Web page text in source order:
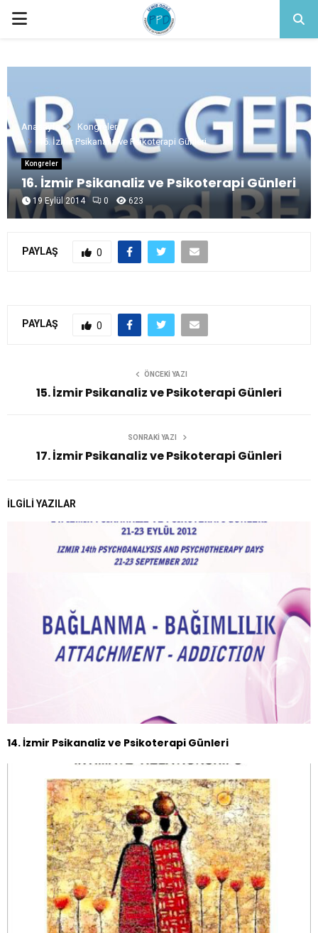
PRIMARY
Anasayfa
Kongreler
16. İzmir Psikanaliz ve Psikoterapi Günleri
Kongreler
16. İzmir Psikanaliz ve Psikoterapi Günleri
19 Eylül 2014 0 623
PAYLAŞ 0
PAYLAŞ 0
ÖNCEKI YAZI
15. İzmir Psikanaliz ve Psikoterapi Günleri
SONRAKI YAZI
17. İzmir Psikanaliz ve Psikoterapi Günleri
İLGILI YAZILAR
14. İzmir Psikanaliz ve Psikoterapi Günleri